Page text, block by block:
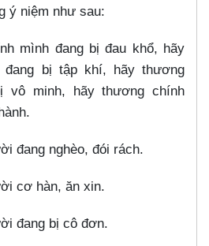
ý niệm như sau:
mình đang bị đau khổ, hãy
đang bị tập khí, hãy thương
vô minh, hãy thương chính
đang nghèo, đói rách.
cơ hàn, ăn xin.
đang bị cô đơn.